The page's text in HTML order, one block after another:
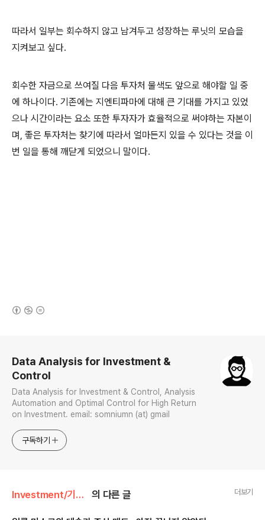
따라서 일부는 회수하지 않고 남겨두고 성장하는 루닛의 모습을
지켜보고 싶다.
회수한 자금으로 쓰여질 다음 투자처 물색도 앞으로 해야할 일 중
에 하나이다. 기존에는 지엔티파마에 대해 큰 기대를 가지고 있었
으나 시간이라는 요소 또한 투자자가 효율적으로 써야하는 자본이
며, 좋은 투자처는 찾기에 따라서 얼마든지 있을 수 있다는 것을 이
번 일을 통해 깨닫게 되었으니 말이다.
Data Analysis for Investment &
Control
Data Analysis for Investment & Control, Analysis
Automation and Optimal Control for High Return
on Investment. email: somniumn (at) gmail
구독하기
Investment/기업분석 의 다른 글 더보기